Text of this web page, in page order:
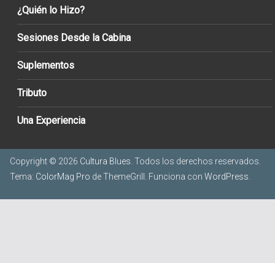
¿Quién lo Hizo?
Sesiones Desde la Cabina
Suplementos
Tributo
Una Experiencia
Copyright © 2026 Cultura Blues . Todos los derechos reservados.
Tema: ColorMag Pro de ThemeGrill. Funciona con WordPress